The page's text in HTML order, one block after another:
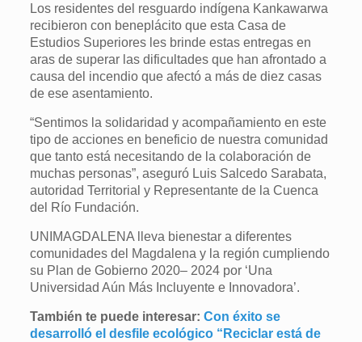
Los residentes del resguardo indígena Kankawarwa
recibieron con beneplácito que esta Casa de
Estudios Superiores les brinde estas entregas en
aras de superar las dificultades que han afrontado a
causa del incendio que afectó a más de diez casas
de ese asentamiento.
“Sentimos la solidaridad y acompañamiento en este
tipo de acciones en beneficio de nuestra comunidad
que tanto está necesitando de la colaboración de
muchas personas”, aseguró Luis Salcedo Sarabata,
autoridad Territorial y Representante de la Cuenca
del Río Fundación.
UNIMAGDALENA lleva bienestar a diferentes
comunidades del Magdalena y la región cumpliendo
su Plan de Gobierno 2020– 2024 por ‘Una
Universidad Aún Más Incluyente e Innovadora’.
También te puede interesar:Con éxito se
desarrolló el desfile ecológico “Reciclar está de